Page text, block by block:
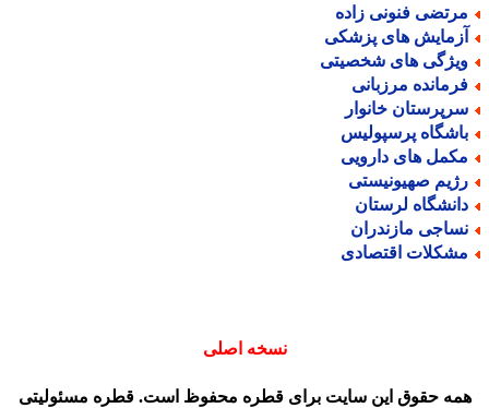
فنونی زاده
های پزشکی
های شخصیتی
مرزبانی
خانوار
پرسپولیس
های دارویی
صهیونیستی
لرستان
مازندران
اقتصادی
نسخه اصلی
حقوق این سایت برای قطره محفوظ است. قطره مسئولیتی